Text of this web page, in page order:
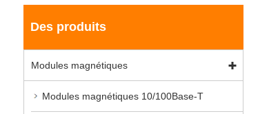
Des produits
Modules magnétiques
Modules magnétiques 10/100Base-T